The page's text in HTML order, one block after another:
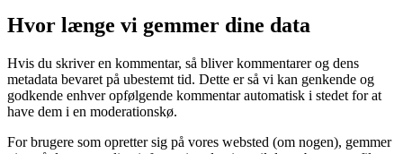
Hvor længe vi gemmer dine data
Hvis du skriver en kommentar, så bliver kommentarer og dens
metadata bevaret på ubestemt tid. Dette er så vi kan genkende og
godkende enhver opfølgende kommentar automatisk i stedet for at
have dem i en moderationskø.
For brugere som opretter sig på vores websted (om nogen), gemmer